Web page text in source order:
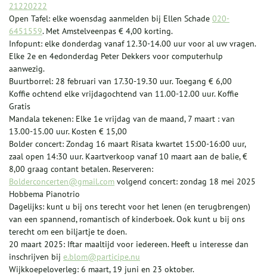
21220222
Open Tafel: elke woensdag aanmelden bij Ellen Schade 020-
6451559. Met Amstelveenpas € 4,00 korting.
Infopunt: elke donderdag vanaf 12.30-14.00 uur voor al uw vragen.
Elke 2e en 4edonderdag Peter Dekkers voor computerhulp
aanwezig.
Buurtborrel: 28 februari van 17.30-19.30 uur. Toegang € 6,00
Koffie ochtend elke vrijdagochtend van 11.00-12.00 uur. Koffie
Gratis
Mandala tekenen: Elke 1e vrijdag van de maand, 7 maart : van
13.00-15.00 uur. Kosten € 15,00
Bolder concert: Zondag 16 maart Risata kwartet 15:00-16:00 uur,
zaal open 14:30 uur. Kaartverkoop vanaf 10 maart aan de balie, €
8,00 graag contant betalen. Reserveren:
Bolderconcerten@gmail.com volgend concert: zondag 18 mei 2025
Hobbema Pianotrio
Dagelijks: kunt u bij ons terecht voor het lenen (en terugbrengen)
van een spannend, romantisch of kinderboek. Ook kunt u bij ons
terecht om een biljartje te doen.
20 maart 2025: Iftar maaltijd voor iedereen. Heeft u interesse dan
inschrijven bij e.blom@participe.nu
Wijkkoepeloverleg: 6 maart, 19 juni en 23 oktober.